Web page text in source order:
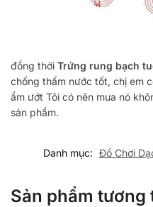
đồng thời Trứng rung bạch
chống thấm nước tốt, chị em
ẩm ướt Tôi có nên mua nó
sản phẩm.
Danh mục: Đồ Chơi
Sản phẩm tương